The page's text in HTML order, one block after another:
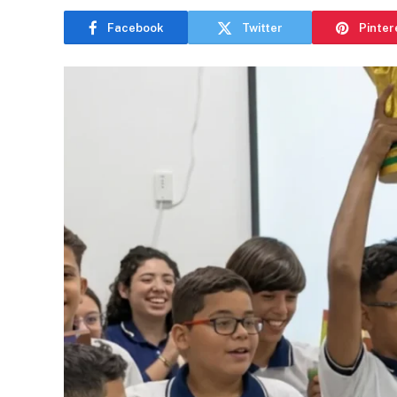
Facebook Twitter